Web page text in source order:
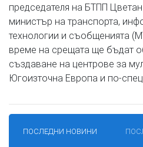
председателя на БТПП
министър на транспорта,
технологии и съобщенията
време на срещата ще бъдат
създаване на центрове за
Югоизточна Европа и по-
ПОСЛЕДНИ НОВИНИ